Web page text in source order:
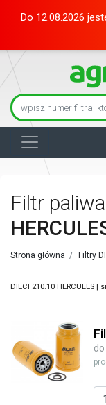
Do 12.08.2026
Filtr paliwa
Strona główna / Filtry
DIECI 210.10 HERCULES |
do